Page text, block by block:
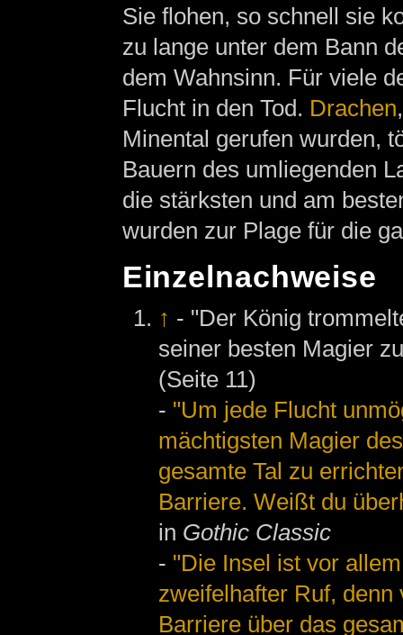
Sie flohen, so schnell sie
zu lange unter dem Bann
dem Wahnsinn. Für viele
Flucht in den Tod. Drachen
Minental gerufen wurden,
Bauern des umliegenden
die stärksten und am
wurden zur Plage für die
Einzelnachweise
↑ - "Der König
seiner besten Magier
(Seite 11)
- "Um jede Flucht
mächtigsten Magier
gesamte Tal zu
Barriere. Weißt du
in Gothic Classic
- "Die Insel ist vor
zweifelhafter Ruf,
Barriere über das